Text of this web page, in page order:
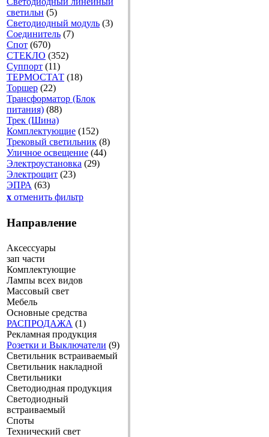
светильн (5)
Светодиодный модуль (3)
Соединитель (7)
Спот (670)
СТЕКЛО (352)
Суппорт (11)
ТЕРМОСТАТ (18)
Торшер (22)
Трансформатор (Блок
питания) (88)
Трек (Шина)
Комплектующие (152)
Трековый светильник (8)
Уличное освещение (44)
Электроустановка (29)
Электрощит (23)
ЭПРА (63)
x отменить фильтр
Направление
Аксессуары
зап части
Комплектующие
Лампы всех видов
Массовый свет
Мебель
Основные средства
РАСПРОДАЖА (1)
Рекламная продукция
Розетки и Выключатели (9)
Светильник встраиваемый
Светильник накладной
Светильники
Светодиодная продукция
Светодиодный
встраиваемый
Споты
Технический свет